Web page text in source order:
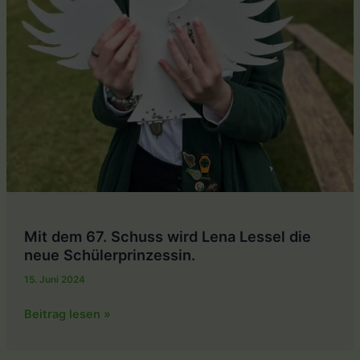
Mit dem 67. Schuss wird Lena Lessel die
neue Schülerprinzessin.
15. Juni 2024
Mit
Beitrag lesen »